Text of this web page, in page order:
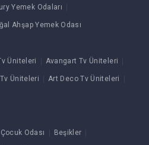
Yemek Odaları
Ahşap Yemek Odası
Üniteleri Avangart Tv Üniteleri
Üniteleri Art Deco Tv Üniteleri
Çocuk Odası Beşikler